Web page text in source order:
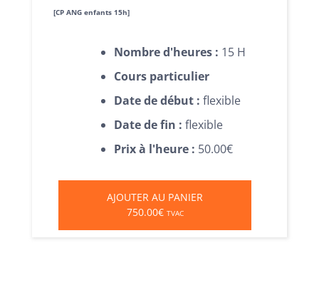
[CP ANG enfants 15h]
Nombre d'heures : 15 H
Cours particulier
Date de début :flexible
Date de fin :flexible
Prix à l'heure : 50.00€
AJOUTER AU PANIER
750.00€ TVAC